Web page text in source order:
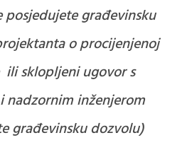
građevinsku
o procijenjenoj
sklopljeni ugovor s
nadzornim inženjerom
građevinsku dozvolu)